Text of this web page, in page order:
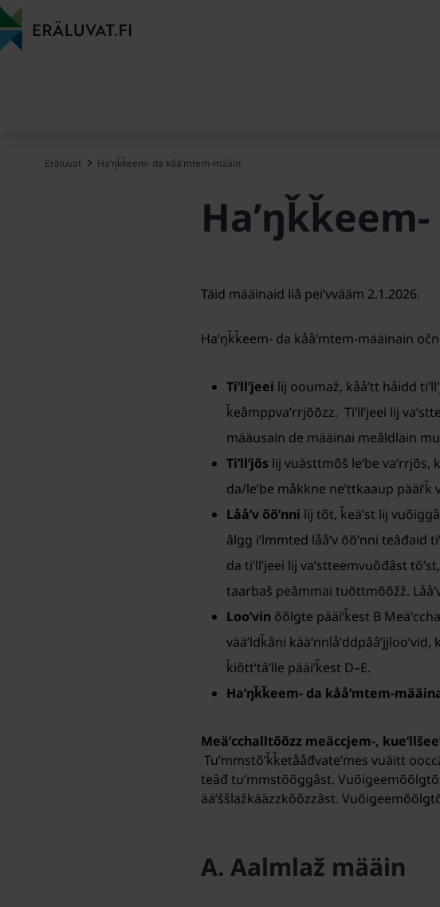
Cuåkkâl
siiskže
Eräluvat Haʹŋǩǩeem- da kååʹmtem-määin
Täid määinaid liâ peiʹvvääm 2.1.2026.
Haʹŋǩǩeem- da kååʹmtem-määinain
Tiʹllʼjeei lij ooumaž, kååʹtt håidd
ǩeâmppvaʹrrjõõzz. Tiʹllʼjeei lij
määusain de määinai meâldlain
Tiʹllʼjõs lij vuästtmõš leʹbe vaʹrrjõs,
da/leʹbe måkkne neʹttkaaup
Lååʹv õõʹnni lij tõt, ǩeäʹst lij
âlgg iʹlmmted lååʹv õõʹnni teâđaid
da tiʹllʼjeei lij vaʹstteemvuõđâst
taarbaš peâmmai tuõttmõõžž.
Looʹvin õõlǥte pääiʹǩest B
vääʹldǩâni
ǩiõttʼtâʹlle pääiʹǩest D–E.
Haʹŋǩǩeem- da kååʹmtem-
Meäʹcchalltõõzz meäccjem-,
Tuʹmmstõʹǩǩetååđvateʹmes vuäitt
teâđ tuʹmmstõõǥǥâst.
ääʹššlažkääzzkõõzzâst.
A. Aalmlaž määin